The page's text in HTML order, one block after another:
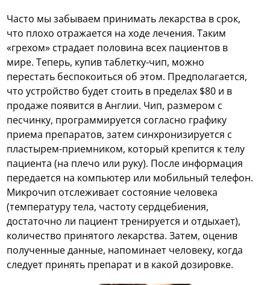
Часто мы забываем принимать лекарства в срок,
что плохо отражается на ходе лечения. Таким
«грехом» страдает половина всех пациентов в
мире. Теперь, купив таблетку-чип, можно
перестать беспокоиться об этом. Предполагается,
что устройство будет стоить в пределах $80 и в
продаже появится в Англии. Чип, размером с
песчинку, программируется согласно графику
приема препаратов, затем синхронизируется с
пластырем-приемником, который крепится к телу
пациента (на плечо или руку). После информация
передается на компьютер или мобильный телефон.
Микрочип отслеживает состояние человека
(температуру тела, частоту сердцебиения,
достаточно ли пациент тренируется и отдыхает),
количество принятого лекарства. Затем, оценив
полученные данные, напоминает человеку, когда
следует принять препарат и в какой дозировке.